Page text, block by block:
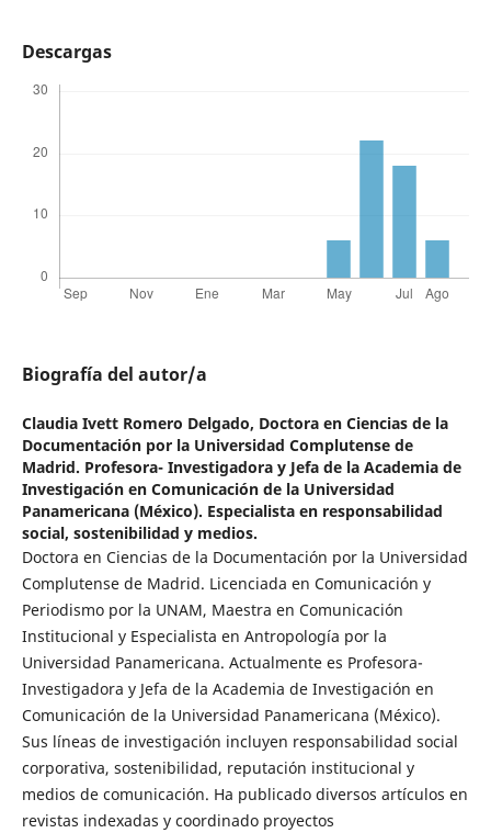
Descargas
Biografía del autor/a
Claudia Ivett Romero Delgado, Doctora en Ciencias de la
Documentación por la Universidad Complutense de
Madrid. Profesora- Investigadora y Jefa de la Academia de
Investigación en Comunicación de la Universidad
Panamericana (México). Especialista en responsabilidad
social, sostenibilidad y medios.
Doctora en Ciencias de la Documentación por la Universidad
Complutense de Madrid. Licenciada en Comunicación y
Periodismo por la UNAM, Maestra en Comunicación
Institucional y Especialista en Antropología por la
Universidad Panamericana. Actualmente es Profesora-
Investigadora y Jefa de la Academia de Investigación en
Comunicación de la Universidad Panamericana (México).
Sus líneas de investigación incluyen responsabilidad social
corporativa, sostenibilidad, reputación institucional y
medios de comunicación. Ha publicado diversos artículos en
revistas indexadas y coordinado proyectos